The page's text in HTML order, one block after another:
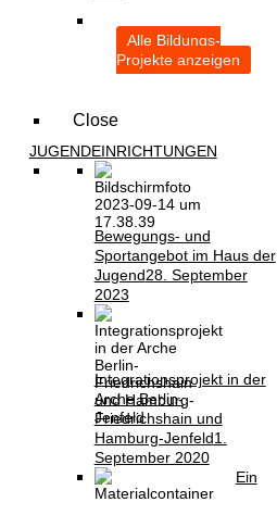
Alle Bildungs-
Projekte anzeigen
Close
JUGENDEINRICHTUNGEN
Bewegungs- und
Sportangebot im Haus der
Jugend28. September
2023
Integrationsprojekt in der
Arche Berlin-
Friedrichshain und
Hamburg-Jenfeld1.
September 2020
Ein